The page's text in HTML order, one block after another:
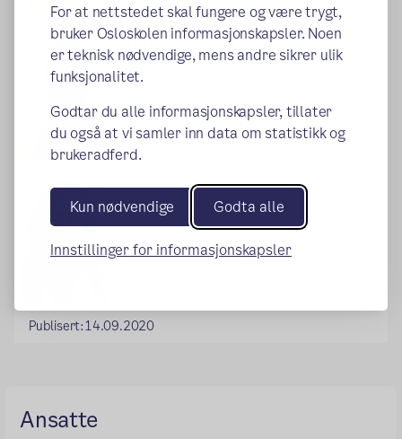
For at nettstedet skal fungere og være trygt,
bruker Osloskolen informasjonskapsler. Noen
er teknisk nødvendige, mens andre sikrer ulik
funksjonalitet.
Godtar du alle informasjonskapsler, tillater
du også at vi samler inn data om statistikk og
brukeradferd.
Kun nødvendige Godta alle
Innstillinger for informasjonskapsler
Konsulent
Raid Dahmman
Konsulent
Birte Sofie Bang
Publisert:14.09.2020
Ansatte